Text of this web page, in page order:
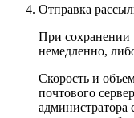
Отправка
При сохранении
немедленно,
Скорость и
почтового
администратора